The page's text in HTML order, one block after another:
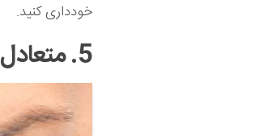
خودداری کنید.
5. متعادل کردن استروژن